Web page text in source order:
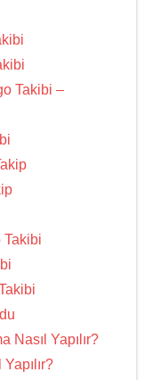
Takibi –
Takibi
Nasıl Yapılır?